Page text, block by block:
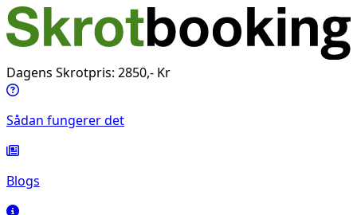
Dagens Skrotpris: 2850,- Kr
Sådan fungerer det
Blogs